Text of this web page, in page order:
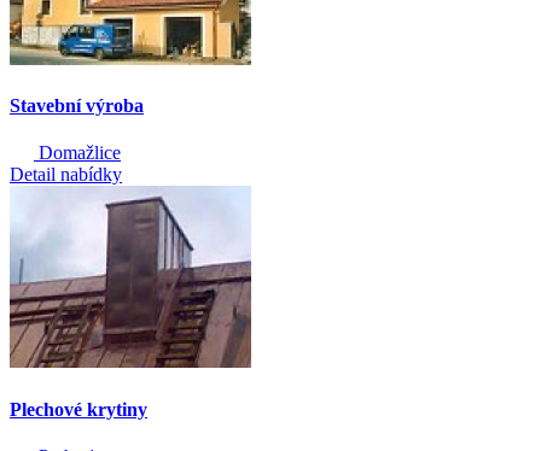
Stavební výroba
Domažlice
Detail nabídky
Plechové krytiny